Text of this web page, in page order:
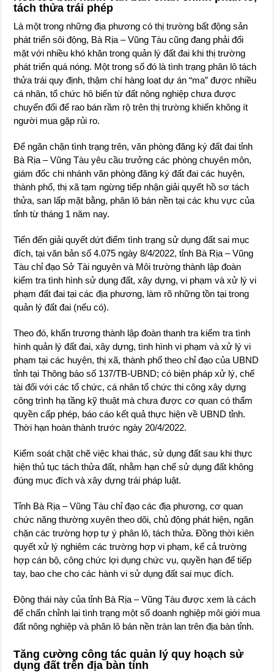
tách thửa trái phép
Là một trong những địa phương có thị trường bất động sản
phát triển sôi động, Bà Rịa – Vũng Tàu cũng đang phải đối
mặt với nhiều khó khăn trong quản lý đất đai khi thị trường
phát triển quá nóng. Một trong số đó là tình trạng phân lô tách
thửa trái quy định, thậm chí hàng loạt dự án “ma” được nhiều
cá nhân, tổ chức hô biến từ đất nông nghiệp chưa được
chuyển đổi để rao bán rầm rộ trên thị trường khiến không ít
người mua gặp rủi ro.
Để ngăn chặn tình trạng trên, văn phòng đăng ký đất đai tỉnh
Bà Rịa – Vũng Tàu yêu cầu trưởng các phòng chuyên môn,
giám đốc chi nhánh văn phòng đăng ký đất đai các huyện,
thành phố, thị xã tạm ngừng tiếp nhận giải quyết hồ sơ tách
thửa, san lấp mặt bằng, phân lô bán nền tại các khu vực của
tỉnh từ tháng 1 năm nay.
Tiến đến giải quyết dứt điểm tình trạng sử dụng đất sai mục
đích, tại văn bản số 4.075 ngày 8/4/2022, tỉnh Bà Rịa – Vũng
Tàu chỉ đạo Sở Tài nguyên và Môi trường thành lập đoàn
kiểm tra tình hình sử dụng đất, xây dựng, vi phạm và xử lý vi
phạm đất đai tại các địa phương, làm rõ những tồn tại trong
quản lý đất đai (nếu có).
Theo đó, khẩn trương thành lập đoàn thanh tra kiểm tra tình
hình quản lý đất đai, xây dựng, tình hình vi phạm và xử lý vi
phạm tại các huyện, thị xã, thành phố theo chỉ đạo của UBND
tỉnh tại Thông báo số 137/TB-UBND; có biện pháp xử lý, chế
tài đối với các tổ chức, cá nhân tổ chức thi công xây dựng
công trình hạ tầng kỹ thuật mà chưa được cơ quan có thẩm
quyền cấp phép, báo cáo kết quả thực hiện về UBND tỉnh.
Thời hạn hoàn thành trước ngày 20/4/2022.
Kiểm soát chặt chẽ việc khai thác, sử dụng đất sau khi thực
hiện thủ tục tách thửa đất, nhằm hạn chế sử dụng đất không
đúng mục đích và xây dựng trái pháp luật.
Tỉnh Bà Rịa – Vũng Tàu chỉ đạo các địa phương, cơ quan
chức năng thường xuyên theo dõi, chủ động phát hiện, ngăn
chặn các trường hợp tự ý phân lô, tách thửa. Đồng thời kiên
quyết xử lý nghiêm các trường hợp vi phạm, kể cả trường
hợp cán bộ, công chức lợi dụng chức vụ, quyền hạn để tiếp
tay, bao che cho các hành vi sử dụng đất sai mục đích.
Động thái này của tỉnh Bà Rịa – Vũng Tàu được xem là cách
để chấn chỉnh lại tình trạng một số doanh nghiệp môi giới mua
đất nông nghiệp và phân lô bán nền tràn lan trên địa bàn tỉnh.
Tăng cường công tác quản lý quy hoạch sử
dụng đất trên địa bàn tỉnh